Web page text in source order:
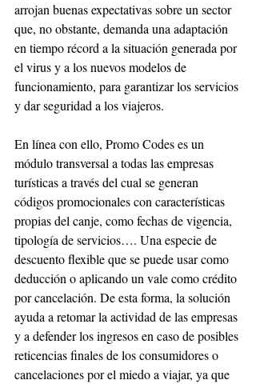
arrojan buenas expectativas sobre un sector
que, no obstante, demanda una adaptación
en tiempo récord a la situación generada por
el virus y a los nuevos modelos de
funcionamiento, para garantizar los servicios
y dar seguridad a los viajeros.
En línea con ello, Promo Codes es un
módulo transversal a todas las empresas
turísticas a través del cual se generan
códigos promocionales con características
propias del canje, como fechas de vigencia,
tipología de servicios…. Una especie de
descuento flexible que se puede usar como
deducción o aplicando un vale como crédito
por cancelación. De esta forma, la solución
ayuda a retomar la actividad de las empresas
y a defender los ingresos en caso de posibles
reticencias finales de los consumidores o
cancelaciones por el miedo a viajar, ya que